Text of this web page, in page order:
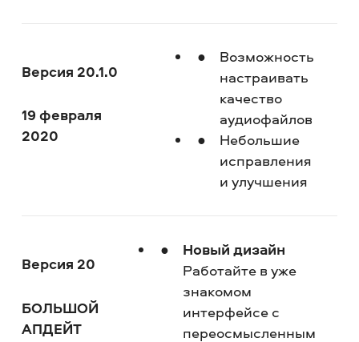
Версия 20.1.0
19 февраля
2020
Возможность
настраивать
качество
аудиофайлов
Небольшие
исправления
и улучшения
Версия 20
БОЛЬШОЙ
АПДЕЙТ
Новый дизайн
Работайте в уже
знакомом
интерфейсе с
переосмысленным